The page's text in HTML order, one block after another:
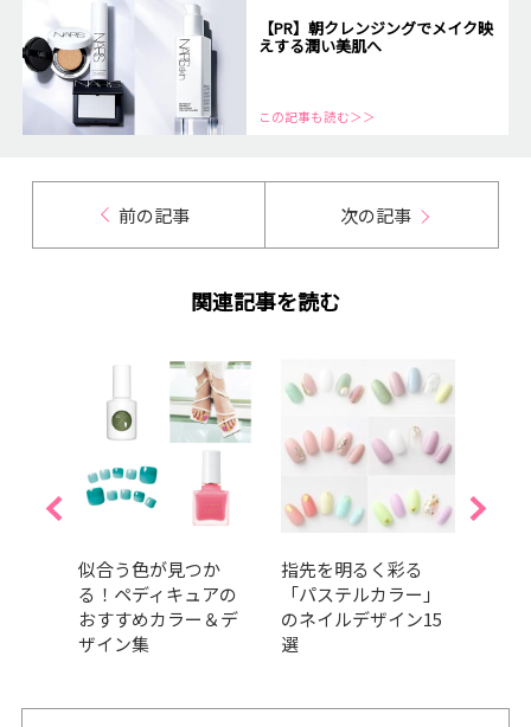
【PR】朝クレンジングでメイク映
えする潤い美肌へ
この記事も読む＞＞
前の記事 次の記事
関連記事を読む
似合う色が見つか
る！ペディキュアの
おすすめカラー＆デ
ザイン集
指先を明るく彩る
「パステルカラー」
のネイルデザイン15
選